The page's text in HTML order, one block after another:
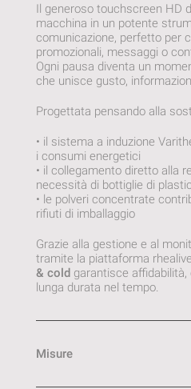
Il generoso touchscreen HD
macchina in un potente
comunicazione, perfetto per
promozionali, messaggi o
Ogni pausa diventa un
che unisce gusto,
Progettata pensando alla
• il sistema a induzione
i consumi energetici
• il collegamento diretto alla
necessità di bottiglie di
• le polveri concentrate
rifiuti di imballaggio
Grazie alla gestione e al
tramite la piattaforma
& coldgarantisce affidabilità,
lunga durata nel tempo.
Misure